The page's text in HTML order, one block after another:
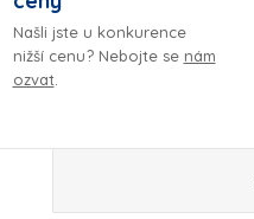
Našli jste u konkurence
nižší cenu? Nebojte se nám
ozvat